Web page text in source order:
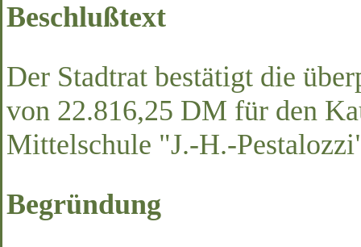
Beschlußtext
Der Stadtrat bestätigt die
von 22.816,25 DM für den
Mittelschule "J.-H.-
Begründung